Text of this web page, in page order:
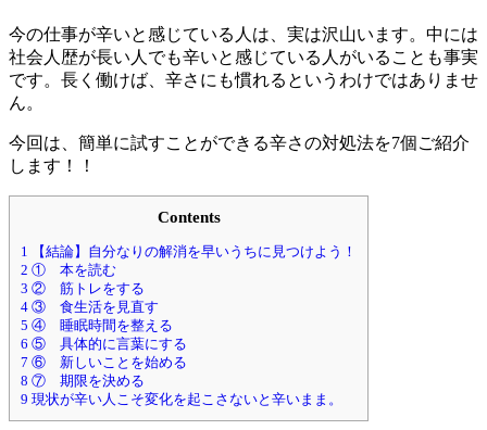
今の仕事が辛いと感じている人は、実は沢山います。中には
社会人歴が長い人でも辛いと感じている人がいることも事実
です。長く働けば、辛さにも慣れるというわけではありませ
ん。
今回は、簡単に試すことができる辛さの対処法を7個ご紹介
します！！
Contents
1 【結論】自分なりの解消を早いうちに見つけよう！
2 ① 本を読む
3 ② 筋トレをする
4 ③ 食生活を見直す
5 ④ 睡眠時間を整える
6 ⑤ 具体的に言葉にする
7 ⑥ 新しいことを始める
8 ⑦ 期限を決める
9 現状が辛い人こそ変化を起こさないと辛いまま。